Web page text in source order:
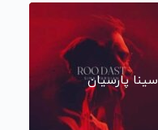
سینا پارسیان